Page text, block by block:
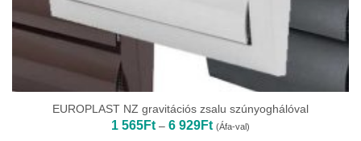
EUROPLAST NZ gravitációs zsalu szúnyoghálóval
1 565Ft – 6 929FtÁrtartomány:
1
(Áfa-val)